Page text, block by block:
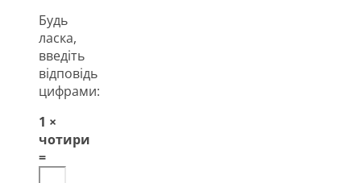
Будь
ласка,
введіть
відповідь
цифрами:
1 ×
чотири
=